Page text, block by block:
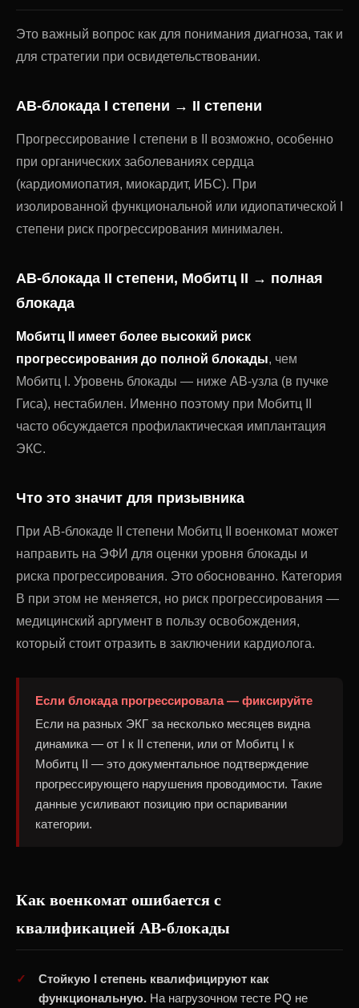
Это важный вопрос как для понимания диагноза, так и
для стратегии при освидетельствовании.
АВ-блокада I степени → II степени
Прогрессирование I степени в II возможно, особенно
при органических заболеваниях сердца
(кардиомиопатия, миокардит, ИБС). При
изолированной функциональной или идиопатической I
степени риск прогрессирования минимален.
АВ-блокада II степени, Мобитц II → полная
блокада
Мобитц II имеет более высокий риск
прогрессирования до полной блокады, чем
Мобитц I. Уровень блокады — ниже АВ-узла (в пучке
Гиса), нестабилен. Именно поэтому при Мобитц II
часто обсуждается профилактическая имплантация
ЭКС.
Что это значит для призывника
При АВ-блокаде II степени Мобитц II военкомат может
направить на ЭФИ для оценки уровня блокады и
риска прогрессирования. Это обоснованно. Категория
В при этом не меняется, но риск прогрессирования —
медицинский аргумент в пользу освобождения,
который стоит отразить в заключении кардиолога.
Если блокада прогрессировала — фиксируйте
Если на разных ЭКГ за несколько месяцев видна
динамика — от I к II степени, или от Мобитц I к
Мобитц II — это документальное подтверждение
прогрессирующего нарушения проводимости. Такие
данные усиливают позицию при оспаривании
категории.
Как военкомат ошибается с
квалификацией АВ-блокады
Стойкую I степень квалифицируют как
функциональную. На нагрузочном тесте PQ не